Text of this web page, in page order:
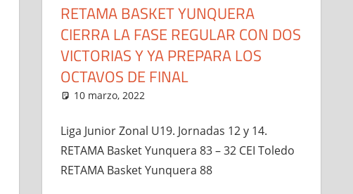
RETAMA BASKET YUNQUERA
CIERRA LA FASE REGULAR CON DOS
VICTORIAS Y YA PREPARA LOS
OCTAVOS DE FINAL
10 marzo, 2022
Liga Junior Zonal U19. Jornadas 12 y 14.
RETAMA Basket Yunquera 83 – 32 CEI Toledo
RETAMA Basket Yunquera 88